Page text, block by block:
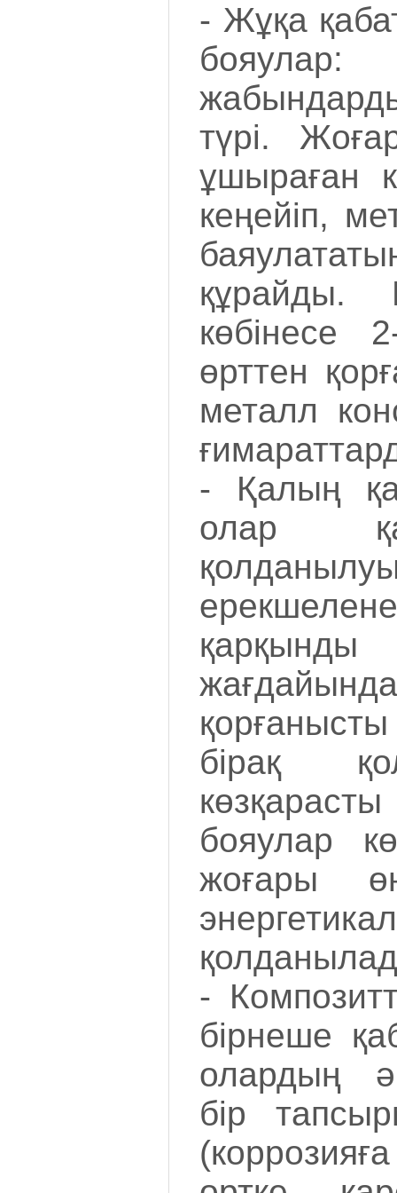
- Жұқа
түрі.
ұшыраған
кеңейіп,
құрайды.
көбінесе
өрттен
металл
- Қалың
олар
бірақ
бояулар
жоғары
-
бірнеше
олардың
бір